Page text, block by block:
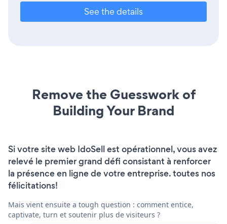
See the details
Remove the Guesswork of
Building Your Brand
Si votre site web IdoSell est opérationnel, vous avez
relevé le premier grand défi consistant à renforcer
la présence en ligne de votre entreprise. toutes nos
félicitations!
Mais vient ensuite a tough question : comment entice,
captivate, turn et soutenir plus de visiteurs ?